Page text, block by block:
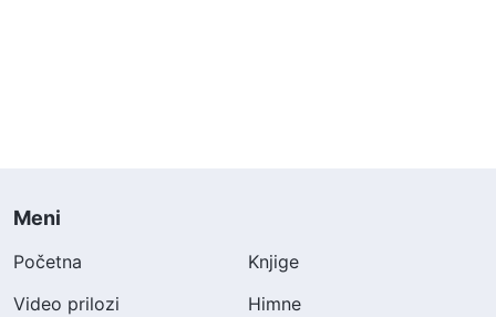
Meni
Početna
Knjige
Video prilozi
Himne